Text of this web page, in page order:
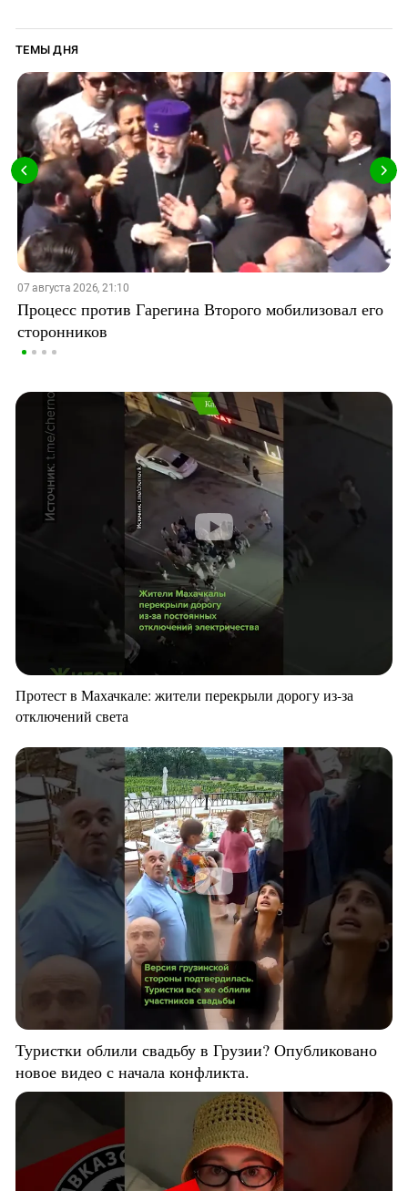
ТЕМЫ ДНЯ
07 августа 2026, 21:10
Процесс против Гарегина Второго мобилизовал его
сторонников
Протест в Махачкале: жители перекрыли дорогу из-за
отключений света
Туристки облили свадьбу в Грузии? Опубликовано
новое видео с начала конфликта.